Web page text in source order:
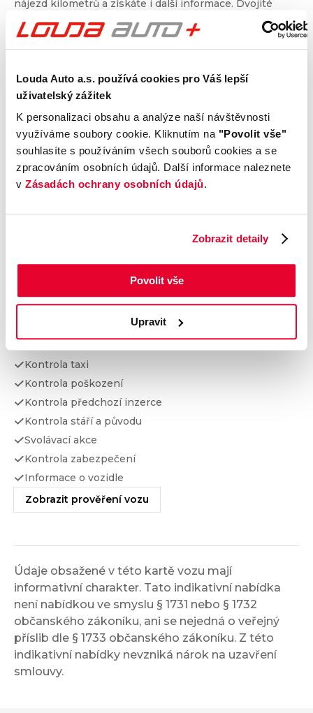
Louda Auto a.s. používá cookies pro Váš lepší
uživatelský zážitek
K personalizaci obsahu a analýze naší návštěvnosti
využíváme soubory cookie. Kliknutím na "Povolit vše"
souhlasíte s používáním všech souborů cookies a se
zpracováním osobních údajů. Další informace naleznete
v Zásadách ochrany osobních údajů.
Zobrazit detaily
Povolit vše
Upravit
nájezd kilometrů a získáte i další informace. Dvojité
prověření pro jistotu při nákupu.
Nápravy a podvozek
Výfuková soustava
Elektronické části vozu
Kontrola najetých km
Kontrola taxi
Kontrola poškození
Kontrola předchozí inzerce
Kontrola stáří a původu
Svolávací akce
Kontrola zabezpečení
Informace o vozidle
Zobrazit prověření vozu
Údaje obsažené v této kartě vozu mají
informativní charakter. Tato indikativní nabídka
není nabídkou ve smyslu § 1731 nebo § 1732
občanského zákoníku, ani se nejedná o veřejný
příslib dle § 1733 občanského zákoníku. Z této
indikativní nabídky nevzniká nárok na uzavření
smlouvy.